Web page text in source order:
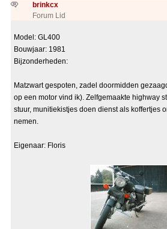
brinkcx
Forum Lid
Model: GL400
Bouwjaar: 1981
Bijzonderheden:
Matzwart gespoten, zadel doormidden
op een motor vind ik). Zelfgemaakte highway
stuur, munitiekistjes doen dienst als koffertjes
nemen.
Eigenaar: Floris